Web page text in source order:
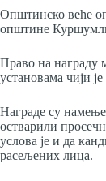
Општинско веће
општине
Право на награду
установама чији
Награде су
остварили
услова је и да
расељених лица.